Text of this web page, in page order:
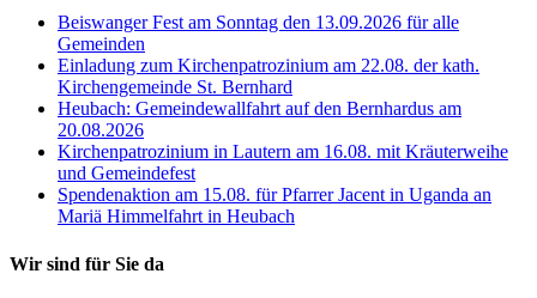
Beiswanger Fest am Sonntag den 13.09.2026 für alle
Gemeinden
Einladung zum Kirchenpatrozinium am 22.08. der kath.
Kirchengemeinde St. Bernhard
Heubach: Gemeindewallfahrt auf den Bernhardus am
20.08.2026
Kirchenpatrozinium in Lautern am 16.08. mit Kräuterweihe
und Gemeindefest
Spendenaktion am 15.08. für Pfarrer Jacent in Uganda an
Mariä Himmelfahrt in Heubach
Wir sind für Sie da